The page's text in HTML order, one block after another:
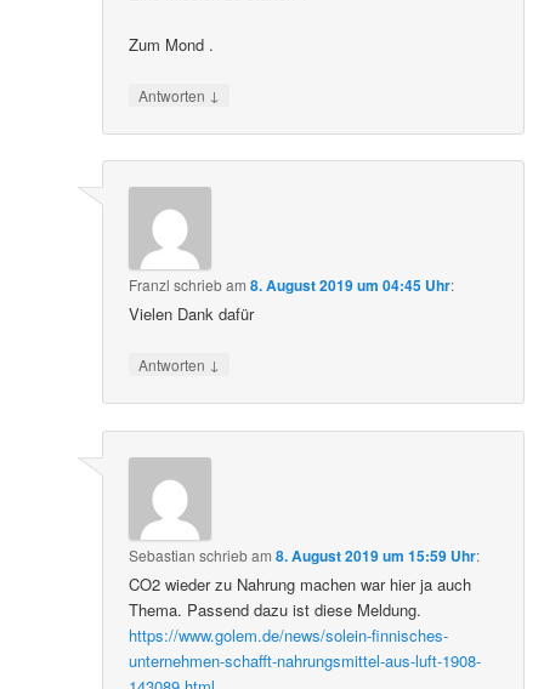
Zum Mond .
Antworten ↓
Franzl schriebam8. August 2019 um 04:45 Uhr:
Vielen Dank dafür
Antworten ↓
Sebastian schriebam8. August 2019 um 15:59 Uhr:
CO2 wieder zu Nahrung machen war hier ja auch
Thema. Passend dazu ist diese Meldung.
https://www.golem.de/news/solein-finnisches-
unternehmen-schafft-nahrungsmittel-aus-luft-1908-